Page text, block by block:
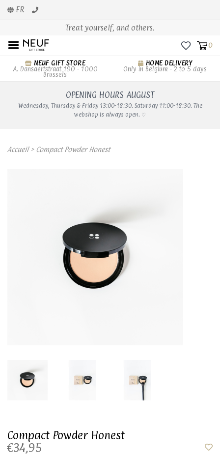
FR
Treat yourself, and others.
0
NEUF GIFT STORE
A. Dansaertstraat 190 - 1000
Brussels
HOME DELIVERY
Only in Belgium - 2 to 5 days
OPENING HOURS AUGUST
Wednesday, Thursday & Friday 13:00-18:30. Saturday 11:00-18:30. The
webshop is always open. ♡
Accueil> Compact Powder Honest
Compact Powder Honest
€34,95